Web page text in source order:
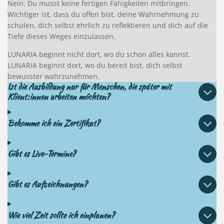
Nein. Du musst keine fertigen Fähigkeiten mitbringen.
Wichtiger ist, dass du offen bist, deine Wahrnehmung zu
schulen, dich selbst ehrlich zu reflektieren und dich auf die
Tiefe dieses Weges einzulassen.
LUNARIA beginnt nicht dort, wo du schon alles kannst.
LUNARIA beginnt dort, wo du bereit bist, dich selbst
bewusster wahrzunehmen.
Ist die Ausbildung nur für Menschen, die später mit
Klient:innen arbeiten möchten?
Bekomme ich ein Zertifikat?
Gibt es Live-Termine?
Gibt es Aufzeichnungen?
Wie viel Zeit sollte ich einplanen?